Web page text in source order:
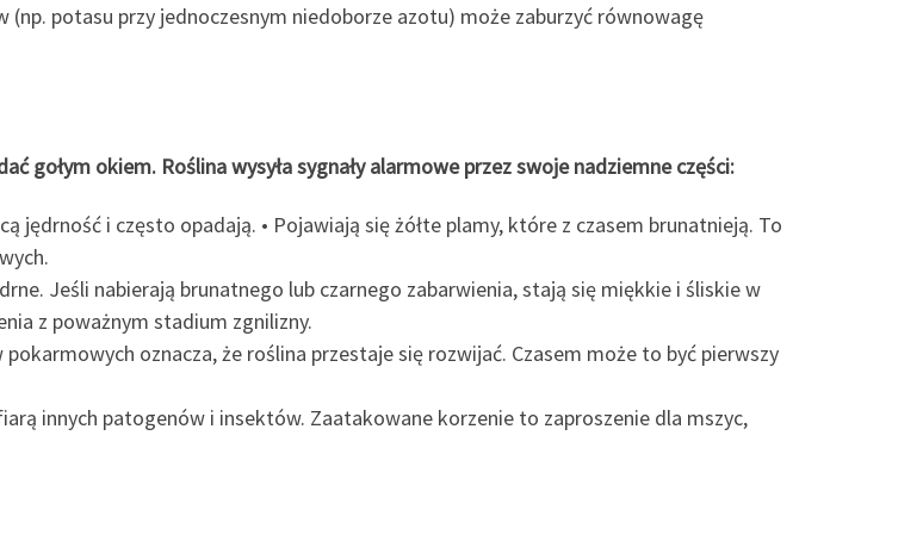
potasu przy jednoczesnym niedoborze azotu) może zaburzyć równowagę
gołym okiem. Roślina wysyła sygnały alarmowe przez swoje nadziemne części:
jędrność i często opadają. • Pojawiają się żółte plamy, które z czasem brunatnieją. To
Jeśli nabierają brunatnego lub czarnego zabarwienia, stają się miękkie i śliskie w
z poważnym stadium zgnilizny.
oznacza, że roślina przestaje się rozwijać. Czasem może to być pierwszy
innych patogenów i insektów. Zaatakowane korzenie to zaproszenie dla mszyc,